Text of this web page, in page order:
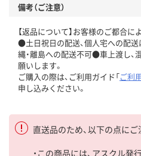
備考（ご注意）
【返品について】お客様のご都合に
●土日祝日の配送、個人宅への配
縄・離島への配送不可●車上渡し、
願いします。
ご購入の際は、ご利用ガイド「ご利
申し込みください。
直送品のため、以下の点にご
・この商品には、アスクル